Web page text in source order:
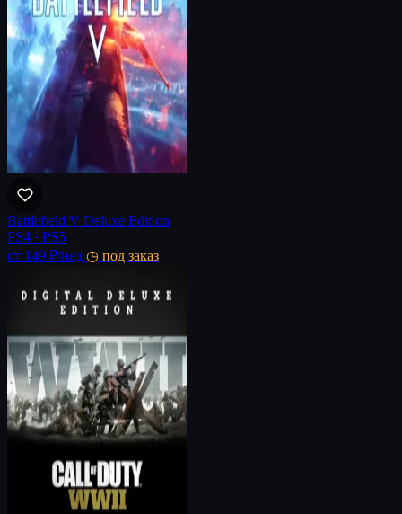
Battlefield V Deluxe Edition
PS4 · PS5
от 149 ₽/нед ◷ под заказ